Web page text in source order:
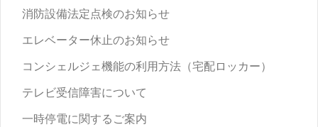
消防設備法定点検のお知らせ
エレベーター休止のお知らせ
コンシェルジェ機能の利用方法（宅配ロッカー）
テレビ受信障害について
一時停電に関するご案内